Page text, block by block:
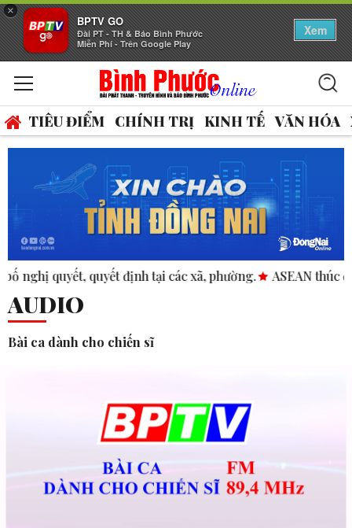
×
BPTV GO
Đài PT - TH & Báo Bình Phước
Miễn Phí - Trên Google Play
Xem
TIÊU ĐIỂM CHÍNH TRỊ KINH TẾ VĂN HÓA
quyết định tại các xã, phường. ASEAN thúc đẩy bình
AUDIO
Bài ca dành cho chiến sĩ